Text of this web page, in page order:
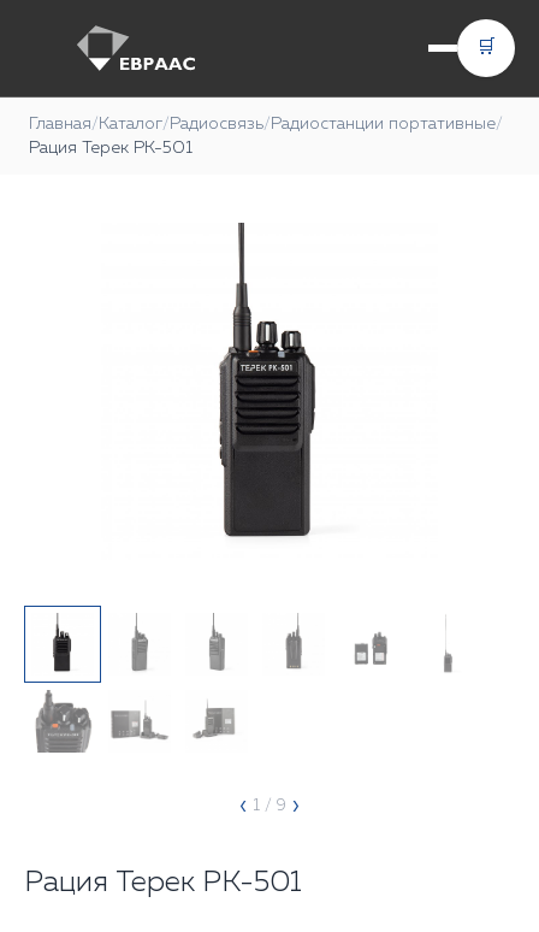
🛒
Главная/ Каталог/ Радиосвязь/ Радиостанции портативные/
Рация Терек РК-501
‹ 1 / 9 ›
Рация Терек РК-501